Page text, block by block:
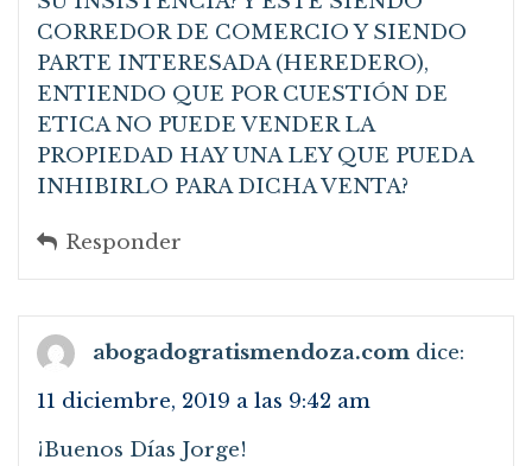
CORREDOR DE COMERCIO Y SIENDO
PARTE INTERESADA (HEREDERO),
ENTIENDO QUE POR CUESTIÓN DE
ETICA NO PUEDE VENDER LA
PROPIEDAD HAY UNA LEY QUE PUEDA
INHIBIRLO PARA DICHA VENTA?
Responder
abogadogratismendoza.com dice:
11 diciembre, 2019 a las 9:42 am
¡Buenos Días Jorge!